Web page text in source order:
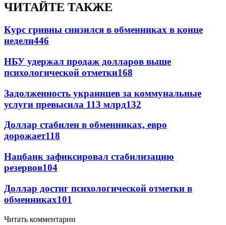
ЧИТАЙТЕ ТАКЖЕ
Курс гривны снизился в обменниках в конце
недели446
НБУ удержал продаж долларов выше
психологической отметки168
Задолженность украинцев за коммунальные
услуги превысила 113 млрд132
Доллар стабилен в обменниках, евро
дорожает118
Нацбанк зафиксировал стабилизацию
резервов104
Доллар достиг психологической отметки в
обменниках101
Читать комментарии